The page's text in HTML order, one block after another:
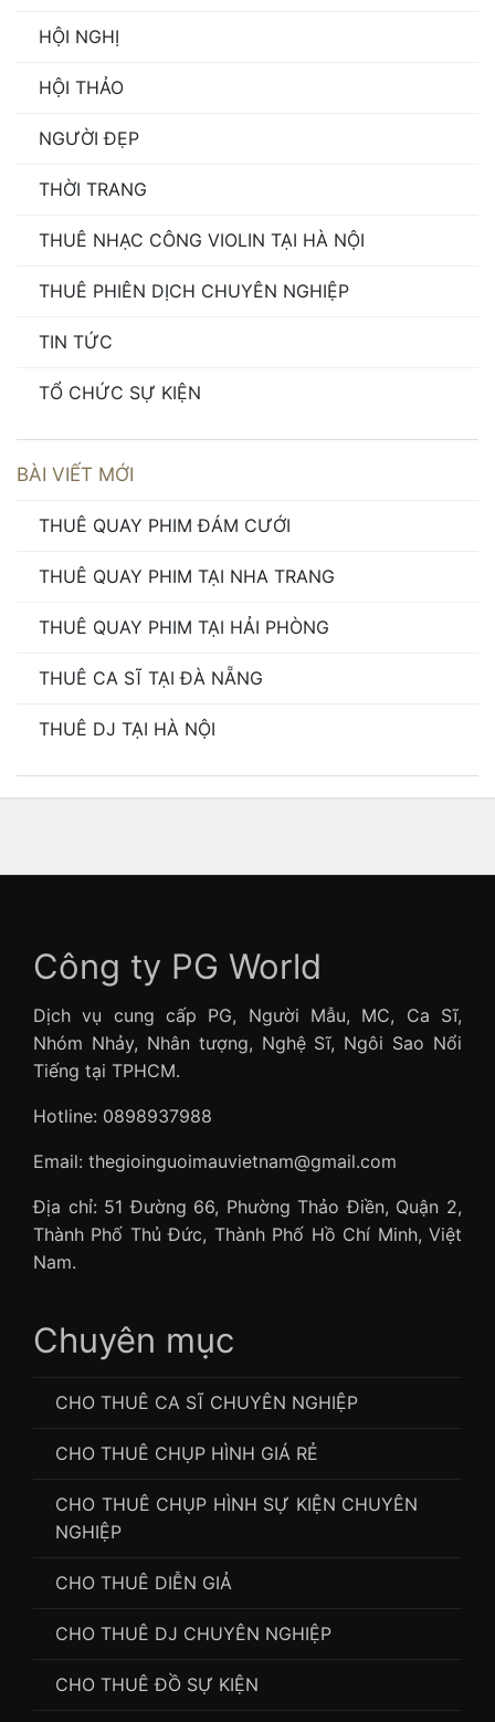
HỘI NGHỊ
HỘI THẢO
NGƯỜI ĐẸP
THỜI TRANG
THUÊ NHẠC CÔNG VIOLIN TẠI HÀ NỘI
THUÊ PHIÊN DỊCH CHUYÊN NGHIỆP
TIN TỨC
TỔ CHỨC SỰ KIỆN
BÀI VIẾT MỚI
THUÊ QUAY PHIM ĐÁM CƯỚI
THUÊ QUAY PHIM TẠI NHA TRANG
THUÊ QUAY PHIM TẠI HẢI PHÒNG
THUÊ CA SĨ TẠI ĐÀ NẴNG
THUÊ DJ TẠI HÀ NỘI
Công ty PG World
Dịch vụ cung cấp PG, Người Mẫu, MC, Ca Sĩ,
Nhóm Nhảy, Nhân tượng, Nghệ Sĩ, Ngôi Sao Nổi
Tiếng tại TPHCM.
Hotline: 0898937988
Email: thegioinguoimauvietnam@gmail.com
Địa chỉ: 51 Đường 66, Phường Thảo Điền, Quận 2,
Thành Phố Thủ Đức, Thành Phố Hồ Chí Minh, Việt
Nam.
Chuyên mục
CHO THUÊ CA SĨ CHUYÊN NGHIỆP
CHO THUÊ CHỤP HÌNH GIÁ RẺ
CHO THUÊ CHỤP HÌNH SỰ KIỆN CHUYÊN
NGHIỆP
CHO THUÊ DIỄN GIẢ
CHO THUÊ DJ CHUYÊN NGHIỆP
CHO THUÊ ĐỒ SỰ KIỆN